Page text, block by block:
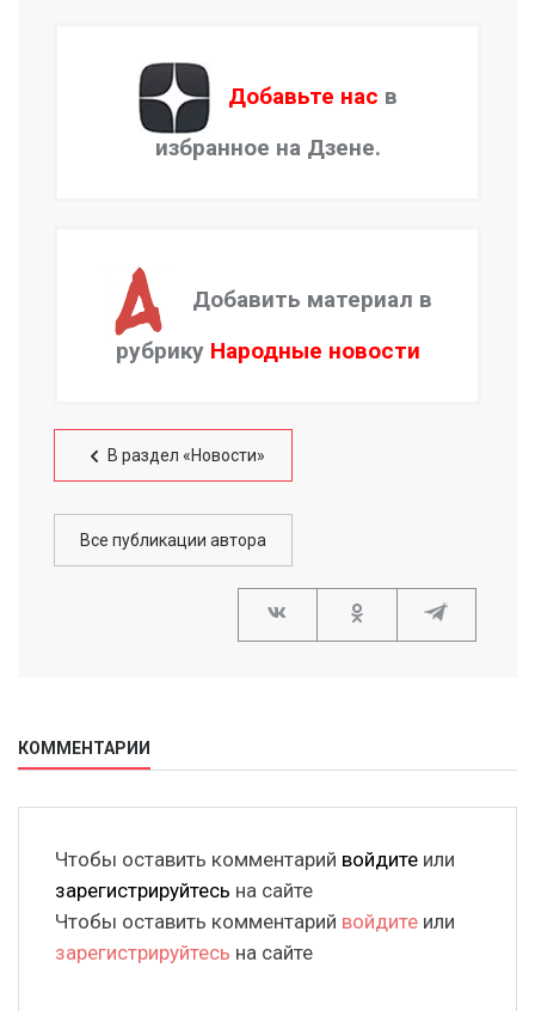
Добавьте нас в
избранное на Дзене.
Добавить материал в
рубрику Народные новости
В раздел «Новости»
Все публикации автора
КОММЕНТАРИИ
Чтобы оставить комментарий войдите или
зарегистрируйтесь на сайте
Чтобы оставить комментарий войдите или
зарегистрируйтесь на сайте